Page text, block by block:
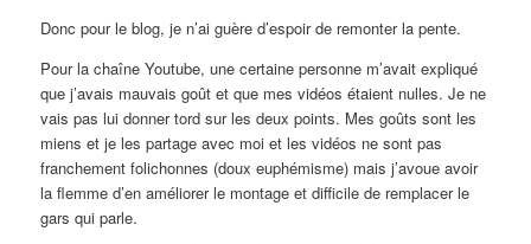
Donc pour le blog, je n’ai guère d’espoir de remonter la pente.
Pour la chaîne Youtube, une certaine personne m’avait expliqué
que j’avais mauvais goût et que mes vidéos étaient nulles. Je ne
vais pas lui donner tord sur les deux points. Mes goûts sont les
miens et je les partage avec moi et les vidéos ne sont pas
franchement folichonnes (doux euphémisme) mais j’avoue avoir
la flemme d’en améliorer le montage et difficile de remplacer le
gars qui parle.